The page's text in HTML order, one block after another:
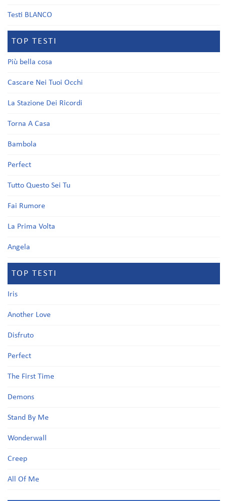
Testi BLANCO
TOP TESTI
Più bella cosa
Cascare Nei Tuoi Occhi
La Stazione Dei Ricordi
Torna A Casa
Bambola
Perfect
Tutto Questo Sei Tu
Fai Rumore
La Prima Volta
Angela
TOP TESTI
Iris
Another Love
Disfruto
Perfect
The First Time
Demons
Stand By Me
Wonderwall
Creep
All Of Me